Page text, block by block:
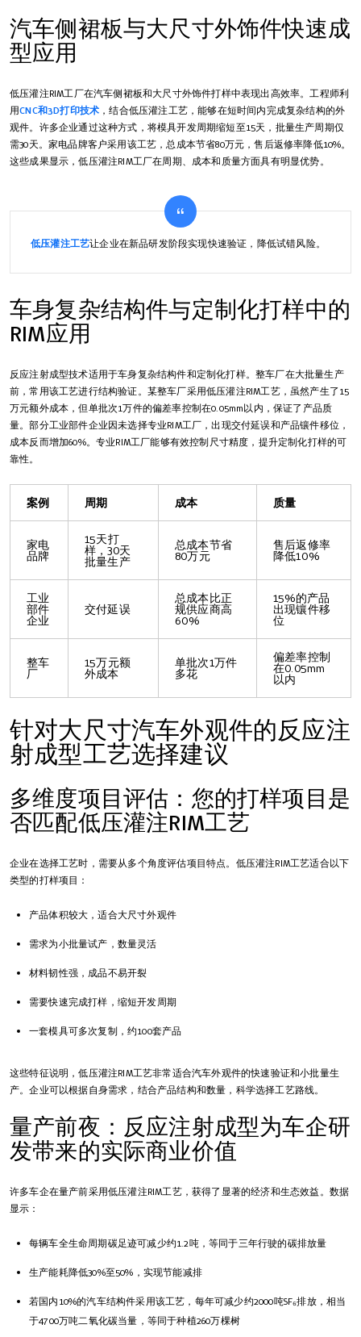
汽车侧裙板与大尺寸外饰件快速成
型应用
低压灌注RIM工厂在汽车侧裙板和大尺寸外饰件打样中表现出高效率。工程师利
用CNC和3D打印技术 ，结合低压灌注工艺，能够在短时间内完成复杂结构的外
观件。许多企业通过这种方式，将模具开发周期缩短至15天，批量生产周期仅
需30天。家电品牌客户采用该工艺，总成本节省80万元，售后返修率降低10%。
这些成果显示，低压灌注RIM工厂在周期、成本和质量方面具有明显优势。
低压灌注工艺让企业在新品研发阶段实现快速验证，降低试错风险。
车身复杂结构件与定制化打样中的
RIM应用
反应注射成型技术适用于车身复杂结构件和定制化打样。整车厂在大批量生产
前，常用该工艺进行结构验证。某整车厂采用低压灌注RIM工艺，虽然产生了15
万元额外成本，但单批次1万件的偏差率控制在0.05mm以内，保证了产品质
量。部分工业部件企业因未选择专业RIM工厂，出现交付延误和产品镶件移位，
成本反而增加60%。专业RIM工厂能够有效控制尺寸精度，提升定制化打样的可
靠性。
案例 周期 成本 质量
家电
品牌
15天打
样，30天
批量生产
总成本节省
80万元
售后返修率
降低10%
工业
部件
企业
交付延误
总成本比正
规供应商高
60%
15%的产品
出现镶件移
位
整车
厂
15万元额
外成本
单批次1万件
多花
偏差率控制
在0.05mm
以内
针对大尺寸汽车外观件的反应注
射成型工艺选择建议
多维度项目评估：您的打样项目是
否匹配低压灌注RIM工艺
企业在选择工艺时，需要从多个角度评估项目特点。低压灌注RIM工艺适合以下
类型的打样项目：
产品体积较大，适合大尺寸外观件
需求为小批量试产，数量灵活
材料韧性强，成品不易开裂
需要快速完成打样，缩短开发周期
一套模具可多次复制，约100套产品
这些特征说明，低压灌注RIM工艺非常适合汽车外观件的快速验证和小批量生
产。企业可以根据自身需求，结合产品结构和数量，科学选择工艺路线。
量产前夜：反应注射成型为车企研
发带来的实际商业价值
许多车企在量产前采用低压灌注RIM工艺，获得了显著的经济和生态效益。数据
显示：
每辆车全生命周期碳足迹可减少约1.2吨，等同于三年行驶的碳排放量
生产能耗降低30%至50%，实现节能减排
若国内10%的汽车结构件采用该工艺，每年可减少约2000吨SF₆排放，相当
于4700万吨二氧化碳当量，等同于种植260万棵树